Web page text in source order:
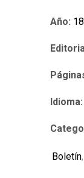
Año:
Idioma:
Boletín,